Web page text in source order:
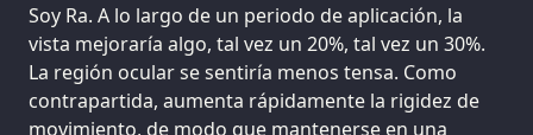
Soy Ra. A lo largo de un periodo de aplicación, la
vista mejoraría algo, tal vez un 20%, tal vez un 30%.
La región ocular se sentiría menos tensa. Como
contrapartida, aumenta rápidamente la rigidez de
movimiento, de modo que mantenerse en una